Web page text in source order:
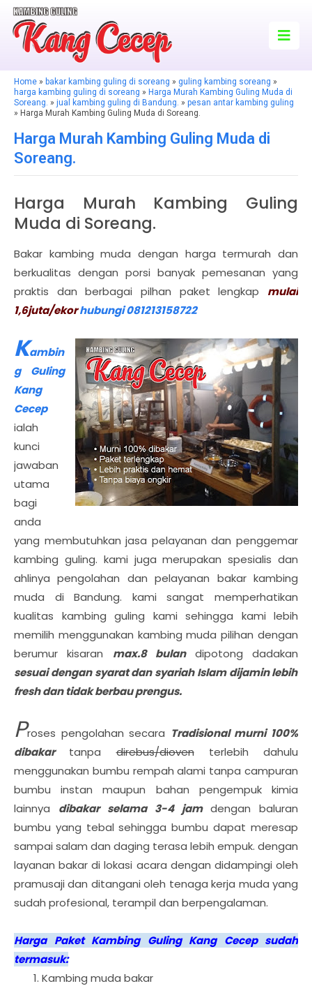
Home » bakar kambing guling di soreang » guling kambing soreang »
harga kambing guling di soreang » Harga Murah Kambing Guling Muda di
Soreang. » jual kambing guling di Bandung. » pesan antar kambing guling
» Harga Murah Kambing Guling Muda di Soreang.
Harga Murah Kambing Guling Muda di
Soreang.
Harga Murah Kambing Guling
Muda di Soreang.
Bakar kambing muda dengan harga termurah dan
berkualitas dengan porsi banyak pemesanan yang
praktis dan berbagai pilhan paket lengkap mulai
1,6juta/ekorhubungi 081213158722
Kambin
g Guling
Kang
Cecep
ialah
kunci
jawaban
utama
bagi
anda
yang membutuhkan jasa pelayanan dan penggemar
kambing guling. kami juga merupakan spesialis dan
ahlinya pengolahan dan pelayanan bakar kambing
muda di Bandung. kami sangat memperhatikan
kualitas kambing guling kami sehingga kami lebih
memilih menggunakan kambing muda pilihan dengan
berumur kisaran max.8 bulan dipotong dadakan
sesuai dengansyarat dan syariah Islam dijamin lebih
fresh dan tidak berbau prengus.
Proses pengolahan secara Tradisional murni 100%
dibakar tanpadirebus/dioventerlebih dahulu
menggunakan bumbu rempah alami tanpa campuran
bumbu instan maupun bahan pengempuk kimia
lainnya dibakar selama 3-4 jam dengan baluran
bumbu yang tebal sehingga bumbu dapat meresap
sampai salam dan daging terasa lebih empuk. dengan
layanan bakar di lokasi acara dengan didampingi oleh
pramusaji dan ditangani oleh tenaga kerja muda yang
sudah profesional, terampil dan berpengalaman.
Harga Paket Kambing Guling Kang Cecep sudah
termasuk:
Kambing muda bakar